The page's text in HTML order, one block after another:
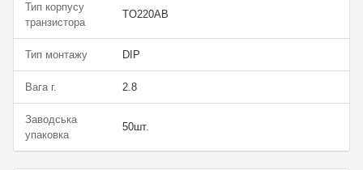
Тип корпусу
транзистора
TO220AB
Тип монтажу DIP
Вага г. 2.8
Заводська
упаковка
50шт.